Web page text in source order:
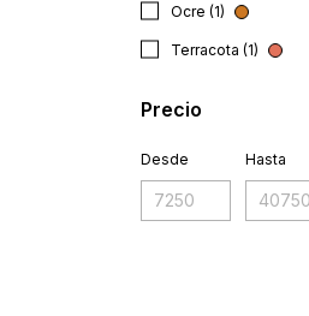
Ocre (1)
Terracota (1)
Precio
Desde Hasta